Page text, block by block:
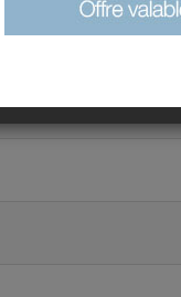
DAH HOUNON TOZE.